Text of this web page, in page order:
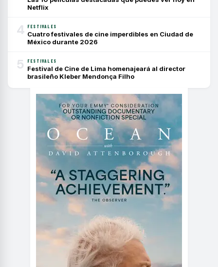
Netflix
4 FESTIVALES
Cuatro festivales de cine imperdibles en Ciudad de
México durante 2026
5 FESTIVALES
Festival de Cine de Lima homenajeará al director
brasileño Kleber Mendonça Filho